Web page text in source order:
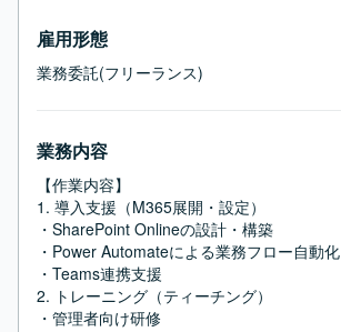
雇用形態
業務委託(フリーランス)
業務内容
【作業内容】
1. 導入支援（M365展開・設定）
・SharePoint Onlineの設計・構築
・Power Automateによる業務フロー自動化
・Teams連携支援
2. トレーニング（ティーチング）
・管理者向け研修